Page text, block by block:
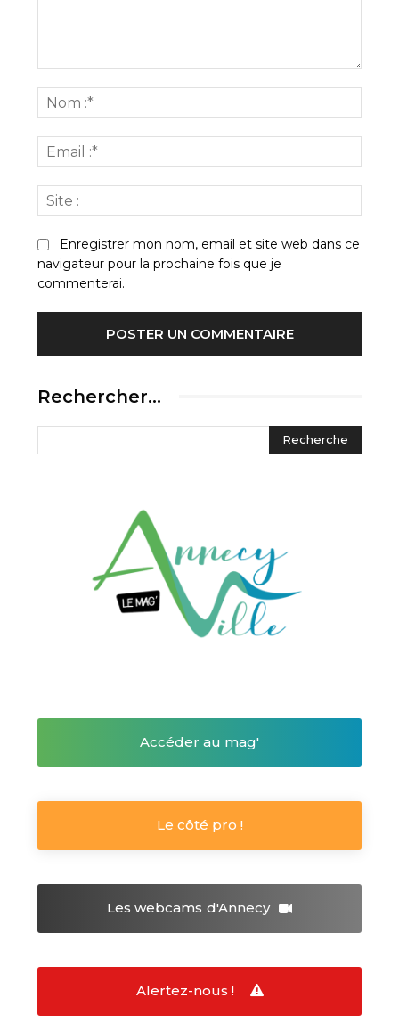
:*
:*
:
Enregistrer mon nom, email et site web dans ce
navigateur pour la prochaine fois que je
commenterai.
Rechercher…
Accéder au mag'
Le côté pro !
Les webcams d'Annecy
Alertez-nous !